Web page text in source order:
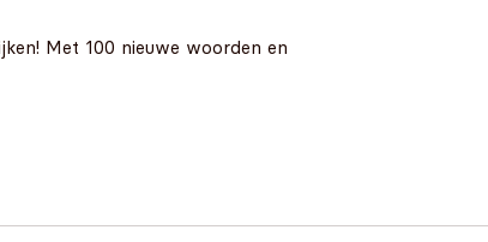
Met 100 nieuwe woorden en